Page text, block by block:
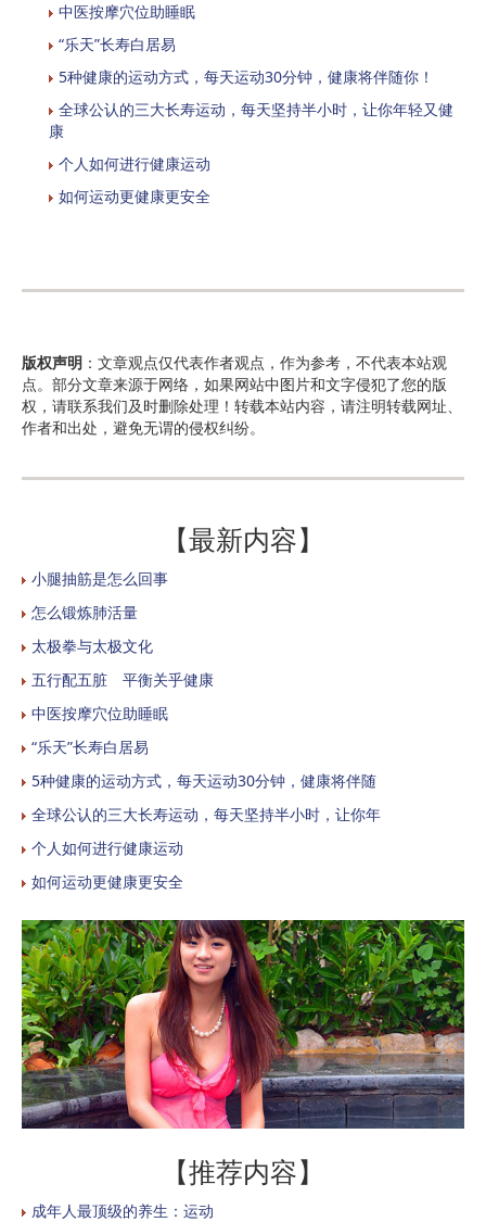
中医按摩穴位助睡眠
“乐天”长寿白居易
5种健康的运动方式，每天运动30分钟，健康将伴随你！
全球公认的三大长寿运动，每天坚持半小时，让你年轻又健
康
个人如何进行健康运动
如何运动更健康更安全
版权声明 ：文章观点仅代表作者观点，作为参考，不代表本站观
点。部分文章来源于网络，如果网站中图片和文字侵犯了您的版
权，请联系我们及时删除处理！转载本站内容，请注明转载网址、
作者和出处，避免无谓的侵权纠纷。
【最新内容】
小腿抽筋是怎么回事
怎么锻炼肺活量
太极拳与太极文化
五行配五脏 平衡关乎健康
中医按摩穴位助睡眠
“乐天”长寿白居易
5种健康的运动方式，每天运动30分钟，健康将伴随
全球公认的三大长寿运动，每天坚持半小时，让你年
个人如何进行健康运动
如何运动更健康更安全
【推荐内容】
成年人最顶级的养生：运动